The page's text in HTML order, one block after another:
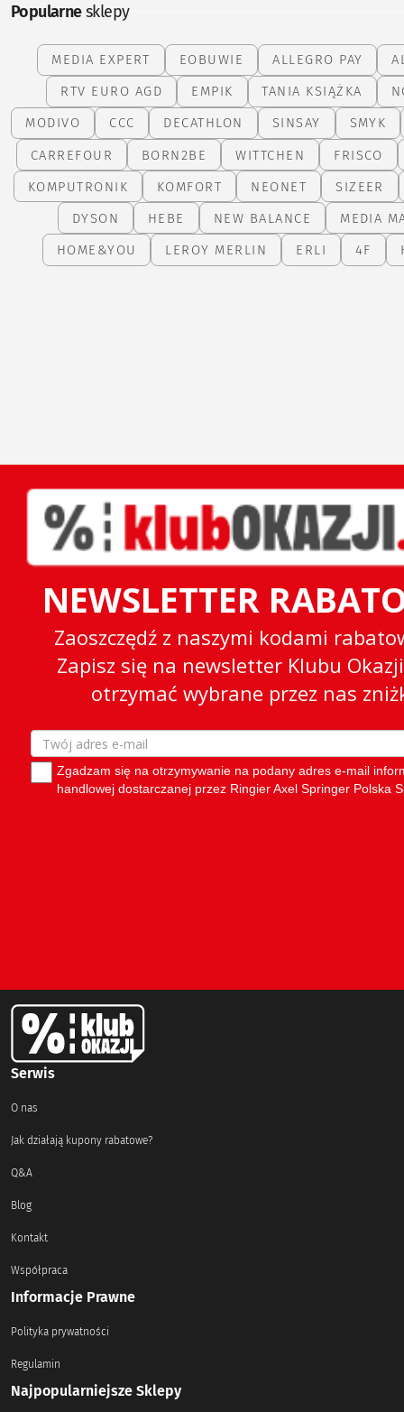
Popularnesklepy
MEDIA EXPERT EOBUWIE ALLEGRO PAY
RTV EURO AGD
EMPIK TANIA KSIĄŻKA
MODIVO
CCC DECATHLON SINSAY
SMYK
CARREFOUR
BORN2BE WITTCHEN
FRISCO
KOMPUTRONIK
KOMFORT NEONET
SIZEER
DYSON
HEBE NEW BALANCE
MEDIA
HOME&YOU
LEROY MERLIN ERLI 4F
Serwis
O nas
Jak działają kupony rabatowe?
Q&A
Blog
Kontakt
Współpraca
Informacje Prawne
Polityka prywatności
Regulamin
Najpopularniejsze Sklepy